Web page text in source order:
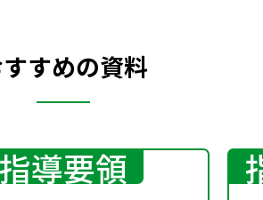
すめの資料
導要領